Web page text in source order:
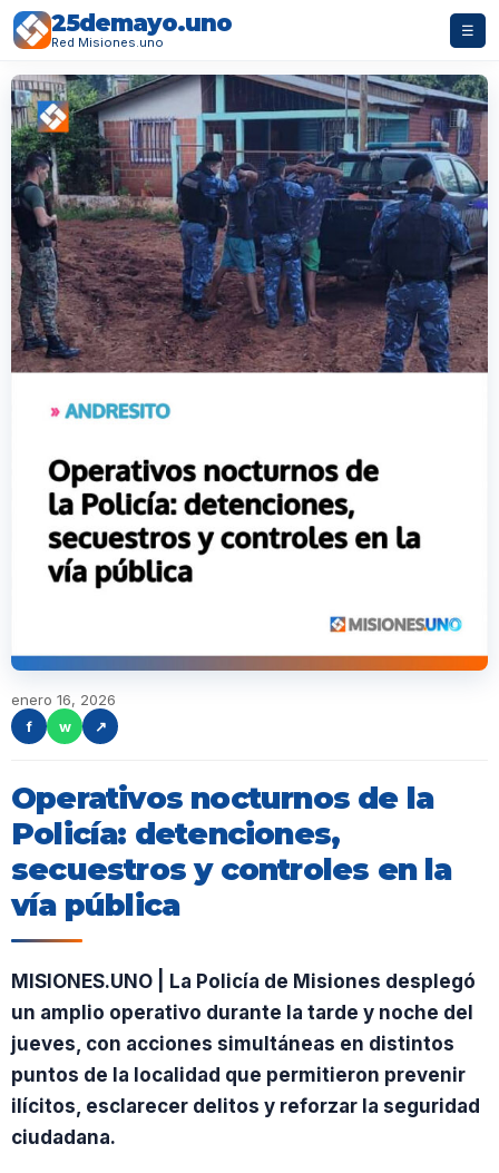
25demayo.uno
Red Misiones.uno
☰
enero 16, 2026
f
w ↗
Operativos nocturnos de la
Policía: detenciones,
secuestros y controles en la
vía pública
MISIONES.UNO | La Policía de Misiones desplegó
un amplio operativo durante la tarde y noche del
jueves, con acciones simultáneas en distintos
puntos de la localidad que permitieron prevenir
ilícitos, esclarecer delitos y reforzar la seguridad
ciudadana.